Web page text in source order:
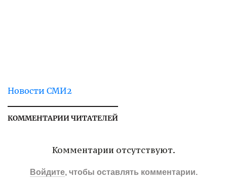
Новости СМИ2
КОММЕНТАРИИ ЧИТАТЕЛЕЙ
Комментарии отсутствуют.
Войдите, чтобы оставлять комментарии.